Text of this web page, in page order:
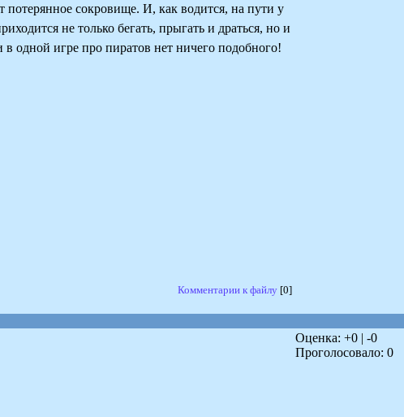
сокровище. И, как водится, на пути у
не только бегать, прыгать и драться, но и
одной игре про пиратов нет ничего подобного!
Комментарии к файлу [0]
Оценка: +0 | -0
Проголосовало: 0